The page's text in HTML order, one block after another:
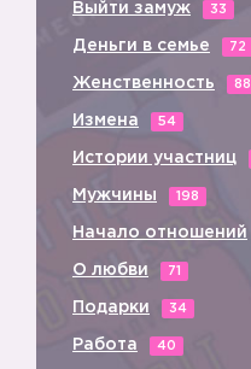
Выйти замуж 33
Деньги в семье 72
Женственность 88
Измена 54
Истории участниц
Мужчины 198
Начало отношений
О любви 71
Подарки 34
Работа 40